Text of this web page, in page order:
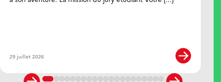
Strasbourg
29 juillet 2026